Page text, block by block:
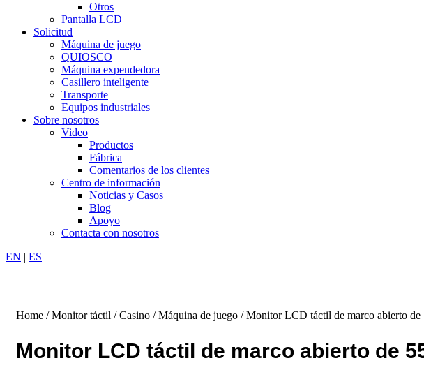
Otros
Pantalla LCD
Solicitud
Máquina de juego
QUIOSCO
Máquina expendedora
Casillero inteligente
Transporte
Equipos industriales
Sobre nosotros
Video
Productos
Fábrica
Comentarios de los clientes
Centro de información
Noticias y Casos
Blog
Apoyo
Contacta con nosotros
EN | ES
Home /Monitor táctil /Casino / Máquina de juego / Monitor LCD táctil de marco abierto
Monitor LCD táctil de marco abierto de